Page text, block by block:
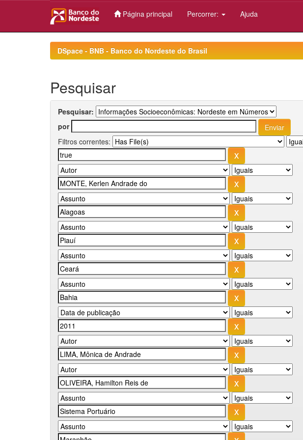
Página principal Percorrer: Ajuda
DSpace - BNB - Banco do Nordeste do Brasil
Pesquisar
Pesquisar:
por
Filtros correntes: